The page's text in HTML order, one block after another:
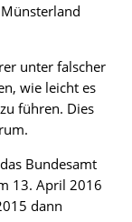
unter falscher
wie leicht es
führen. Dies
Bundesamt
13. April 2016
dann